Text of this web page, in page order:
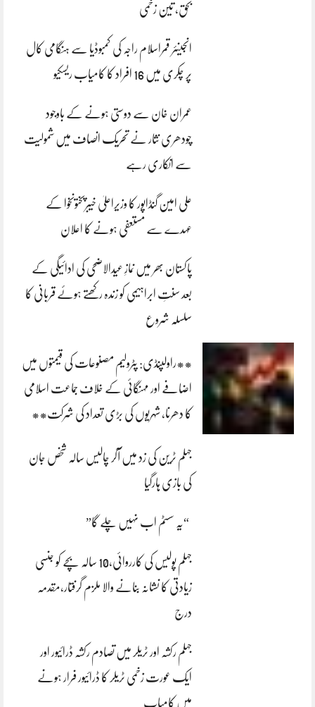
بحق، تین زخمی
انجینئر قمراسلام راجہ کی کمبوڈیا سے ہنگامی کال
پر چکری میں 16 افراد کا کامیاب ریسکیو
عمران خان سے دوستی ہونے کے باوجود
چودھری نثار نے تحریک انصاف میں شمولیت
سے انکاری رہے
علی امین گنڈاپور کا وزیراعلیٰ خیبرپختونخوا کے
عہدے سے مستعفی ہونے کا اعلان
پاکستان بھر میں نمازِ عیدالاضحی کی ادائیگی کے
بعد سنتِ ابراہیمی کو زندہ رکھتے ہوئے قربانی کا
سلسلہ شروع
**راولپنڈی: پٹرولیم مصنوعات کی قیمتوں میں
اضافے اور مہنگائی کے خلاف جماعت اسلامی
کا دھرنا، شہریوں کی بڑی تعداد کی شرکت**
جہلم ٹرین کی زد میں آکر چالیس سالہ شخص جان
کی بازی ہارگیا
“یہ سسٹم اب نہیں چلے گا”
جہلم پولیس کی کارروائی،10 سالہ بچے کو جنسی
زیادتی کا نشانہ بنانے والا ملزم گرفتار،مقدمہ
درج
جہلم رکشہ اور ٹریلر میں تصادم رکشہ ڈرائیور اور
ایک عورت زخمی ٹریلر کا ڈرائیور فرار ہونے
میں کامیاب